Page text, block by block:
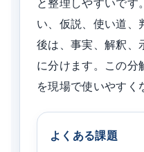
い、仮説、使い道、
後は、事実、解釈、
に分けます。この分
を現場で使いやすく
よくある課題